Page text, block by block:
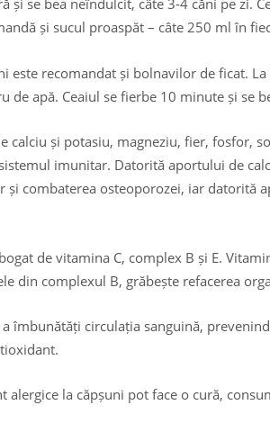
și se bea neîndulcit, câte 3-4 căni pe zi.
și sucul proaspăt – câte 250 ml în
este recomandat și bolnavilor de ficat.
de apă. Ceaiul se fierbe 10 minute și se
calciu și potasiu, magneziu, fier, fosfor,
imunitar. Datorită aportului de
și combaterea osteoporozei, iar datorită
de vitamina C, complex B și E.
din complexul B, grăbește refacerea
îmbunătăți circulația sanguină,
alergice la căpșuni pot face o cură,